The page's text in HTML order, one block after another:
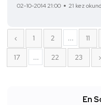
02-10-2014 21:00 21 kez
‹ 1 2 ... 11
17 ... 22 23 ›
En